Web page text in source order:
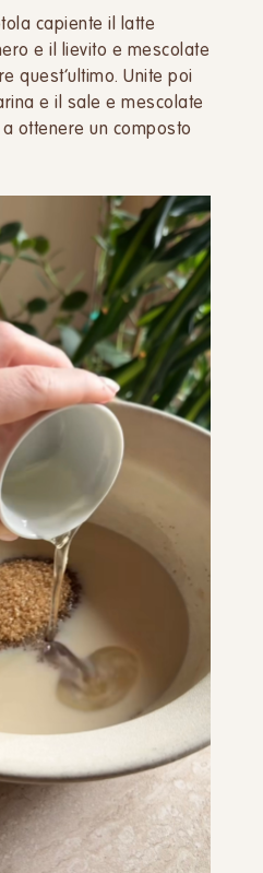
capiente il latte
e il lievito e mescolate
quest’ultimo. Unite poi
e il sale e mescolate
ottenere un composto